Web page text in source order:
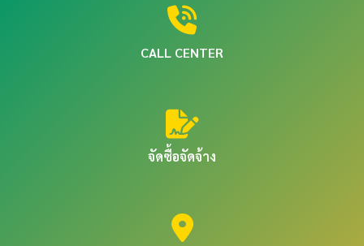
CALL CENTER
จัดซื้อจัดจ้าง